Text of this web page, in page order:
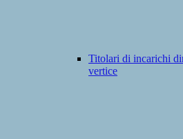
Titolari di incarichi
vertice